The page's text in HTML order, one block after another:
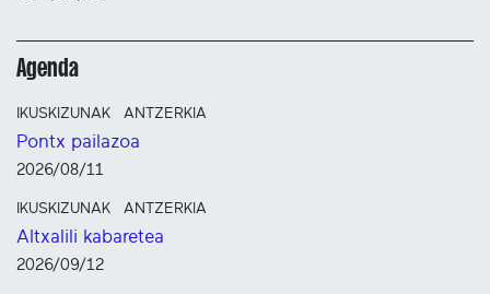
Agenda
IKUSKIZUNAK ANTZERKIA
Pontx pailazoa
2026/08/11
IKUSKIZUNAK ANTZERKIA
Altxalili kabaretea
2026/09/12